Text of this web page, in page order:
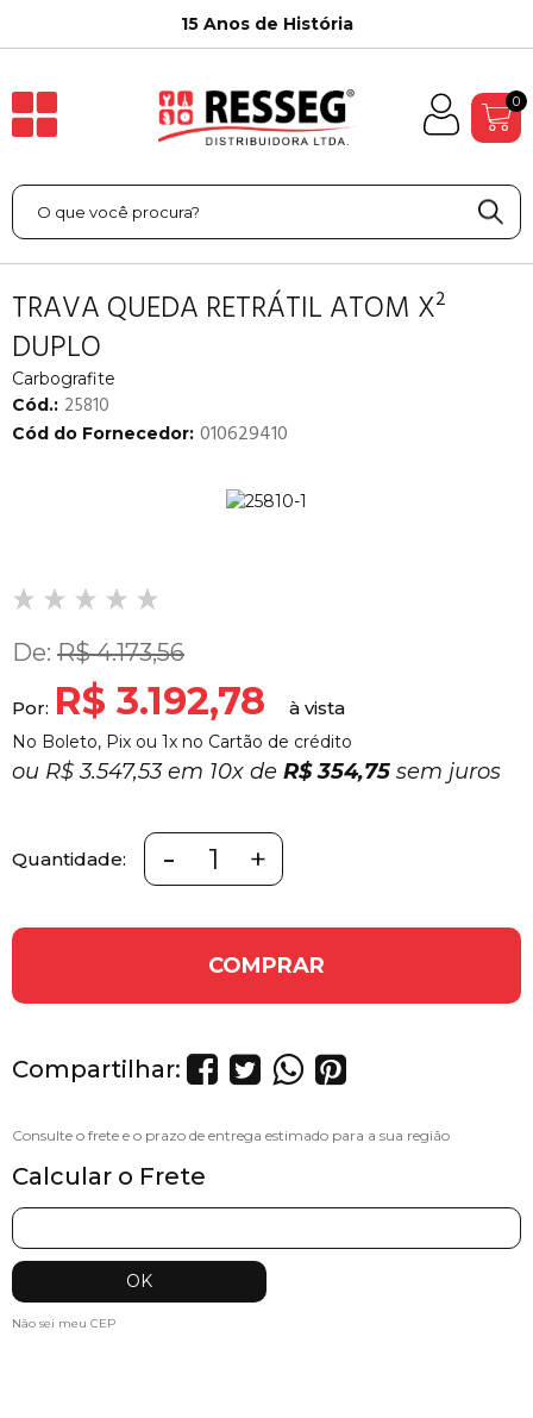
15 Anos de História
0
TRAVA QUEDA RETRÁTIL ATOM X²
DUPLO
Carbografite
Cód.: 25810
Cód do Fornecedor: 010629410
De: R$ 4.173,56
Por: R$ 3.192,78
No Boleto, Pix ou 1x no Cartão de crédito
ou R$ 3.547,53 em 10x de R$ 354,75 sem juros
Quantidade: - +
COMPRAR
Compartilhar:
Calcular o Frete
Não sei meu CEP